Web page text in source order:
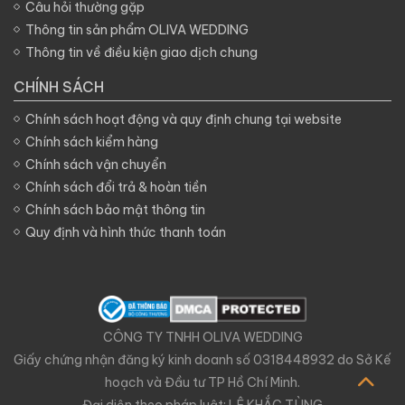
Câu hỏi thường gặp
Thông tin sản phẩm OLIVA WEDDING
Thông tin về điều kiện giao dịch chung
CHÍNH SÁCH
Chính sách hoạt động và quy định chung tại website
Chính sách kiểm hàng
Chính sách vận chuyển
Chính sách đổi trả & hoàn tiền
Chính sách bảo mật thông tin
Quy định và hình thức thanh toán
CÔNG TY TNHH OLIVA WEDDING
Giấy chứng nhận đăng ký kinh doanh số 0318448932 do Sở Kế
hoạch và Đầu tư TP Hồ Chí Minh.